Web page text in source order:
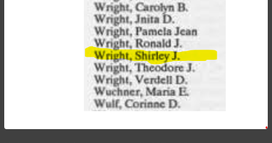
Teilgenommen Alle Neue
Schlüsselwörter